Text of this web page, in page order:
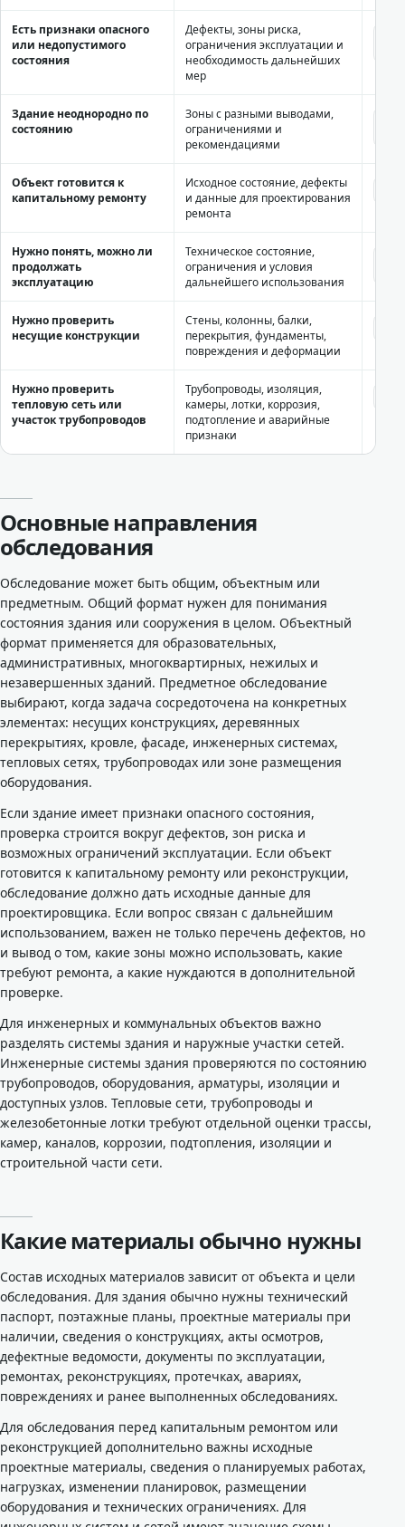
Есть признаки опасного
или недопустимого
состояния
Дефекты, зоны риска,
ограничения эксплуатации и
необходимость дальнейших
мер
Здание неоднородно по
состоянию
Зоны с разными выводами,
ограничениями и
рекомендациями
Объект готовится к
капитальному ремонту
Исходное состояние, дефекты
и данные для проектирования
ремонта
Нужно понять, можно ли
продолжать
эксплуатацию
Техническое состояние,
ограничения и условия
дальнейшего использования
Нужно проверить
несущие конструкции
Стены, колонны, балки,
перекрытия, фундаменты,
повреждения и деформации
Нужно проверить
тепловую сеть или
участок трубопроводов
Трубопроводы, изоляция,
камеры, лотки, коррозия,
подтопление и аварийные
признаки
Основные направления
обследования
Обследование может быть общим, объектным или
предметным. Общий формат нужен для понимания
состояния здания или сооружения в целом. Объектный
формат применяется для образовательных,
административных, многоквартирных, нежилых и
незавершенных зданий. Предметное обследование
выбирают, когда задача сосредоточена на конкретных
элементах: несущих конструкциях, деревянных
перекрытиях, кровле, фасаде, инженерных системах,
тепловых сетях, трубопроводах или зоне размещения
оборудования.
Если здание имеет признаки опасного состояния,
проверка строится вокруг дефектов, зон риска и
возможных ограничений эксплуатации. Если объект
готовится к капитальному ремонту или реконструкции,
обследование должно дать исходные данные для
проектировщика. Если вопрос связан с дальнейшим
использованием, важен не только перечень дефектов, но
и вывод о том, какие зоны можно использовать, какие
требуют ремонта, а какие нуждаются в дополнительной
проверке.
Для инженерных и коммунальных объектов важно
разделять системы здания и наружные участки сетей.
Инженерные системы здания проверяются по состоянию
трубопроводов, оборудования, арматуры, изоляции и
доступных узлов. Тепловые сети, трубопроводы и
железобетонные лотки требуют отдельной оценки трассы,
камер, каналов, коррозии, подтопления, изоляции и
строительной части сети.
Какие материалы обычно нужны
Состав исходных материалов зависит от объекта и цели
обследования. Для здания обычно нужны технический
паспорт, поэтажные планы, проектные материалы при
наличии, сведения о конструкциях, акты осмотров,
дефектные ведомости, документы по эксплуатации,
ремонтах, реконструкциях, протечках, авариях,
повреждениях и ранее выполненных обследованиях.
Для обследования перед капитальным ремонтом или
реконструкцией дополнительно важны исходные
проектные материалы, сведения о планируемых работах,
нагрузках, изменении планировок, размещении
оборудования и технических ограничениях. Для